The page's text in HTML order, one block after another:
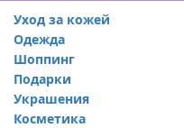
Уход за кожей
Одежда
Шоппинг
Подарки
Украшения
Косметика